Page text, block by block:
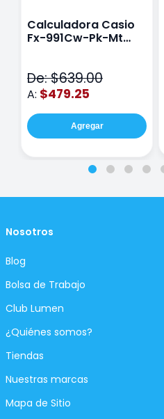
Calculadora Casio
Fx-991Cw-Pk-Mt
De: $639.00
A: $479.25
Agregar
Nosotros
Blog
Bolsa de Trabajo
Club Lumen
¿Quiénes somos?
Tiendas
Nuestras marcas
Mapa de Sitio